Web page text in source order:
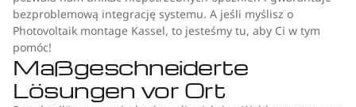
bezproblemową integrację systemu. A jeśli myślisz o
Photovoltaik montage Kassel, to jesteśmy tu, aby Ci w tym
pomóc!
Maßgeschneiderte
Lösungen vor Ort